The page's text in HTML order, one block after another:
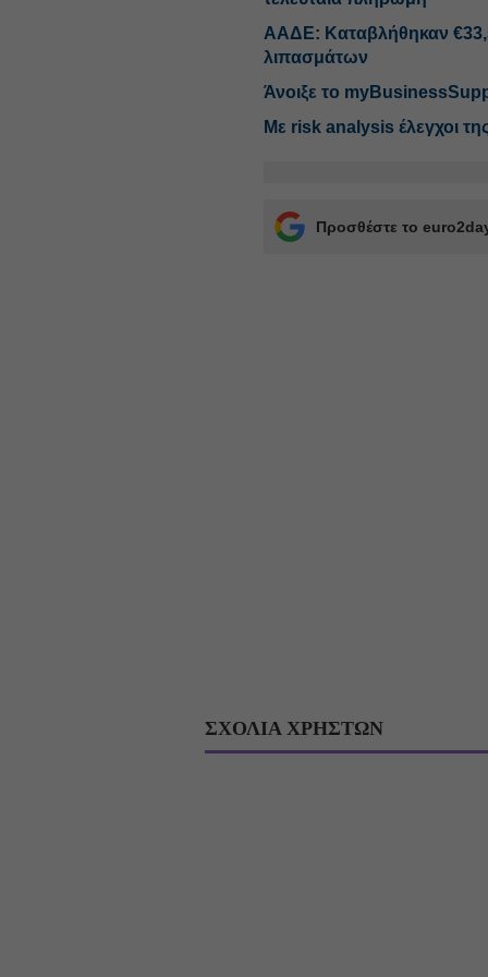
ΑΑΔΕ: Καταβλήθηκαν
λιπασμάτων
Άνοιξε το
Με risk analysis έλεγχοι
Προσθέστε το
ΣΧΟΛΙΑ ΧΡΗΣΤΩΝ